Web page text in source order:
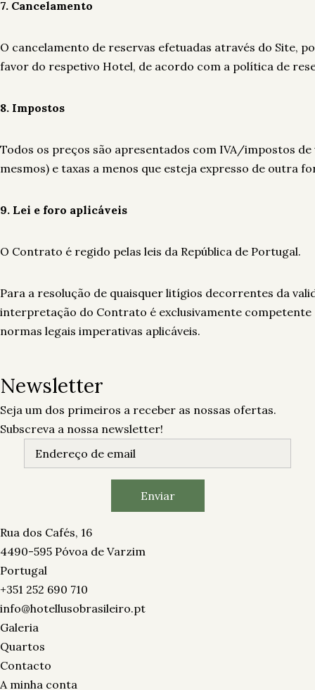
7. Cancelamento
O cancelamento de reservas efetuadas através do Site,
favor do respetivo Hotel, de acordo com a política de
8. Impostos
Todos os preços são apresentados com IVA/impostos
mesmos) e taxas a menos que esteja expresso de outra
9. Lei e foro aplicáveis
O Contrato é regido pelas leis da República de Portugal.
Para a resolução de quaisquer litígios decorrentes da
interpretação do Contrato é exclusivamente competente
normas legais imperativas aplicáveis.
Newsletter
Seja um dos primeiros a receber as nossas ofertas.
Subscreva a nossa newsletter!
Rua dos Cafés, 16
4490-595 Póvoa de Varzim
Portugal
+351 252 690 710
info@hotellusobrasileiro.pt
Galeria
Quartos
Contacto
A minha conta